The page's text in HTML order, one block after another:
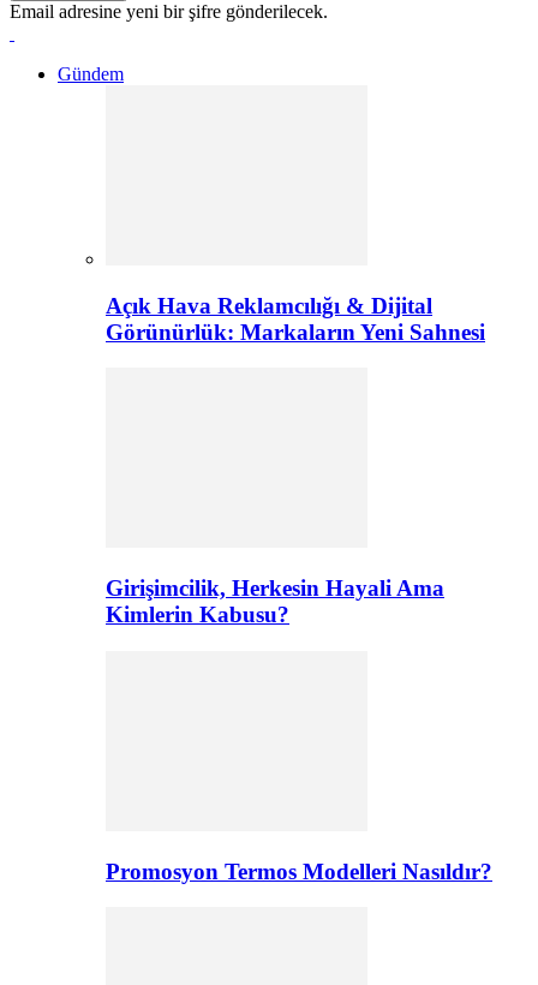
Email adresine yeni bir şifre gönderilecek.
Gündem
Açık Hava Reklamcılığı & Dijital
Görünürlük: Markaların Yeni Sahnesi
Girişimcilik, Herkesin Hayali Ama
Kimlerin Kabusu?
Promosyon Termos Modelleri Nasıldır?